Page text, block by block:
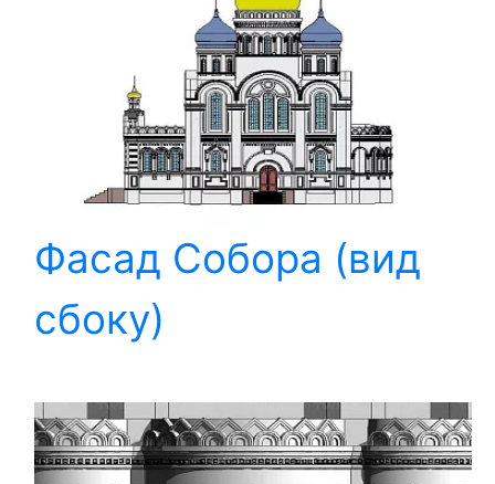
Фасад Собора (вид
сбоку)